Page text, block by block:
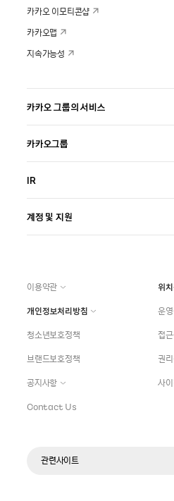
카카오 이모티콘샵
카카오맵
지속가능성
카카오 그룹의 서비스
카카오그룹
IR
계정 및 지원
이용약관
위
개인정보처리방침
운
청소년보호정책
접
브랜드보호정책
권
공지사항
사
Contact Us
관련사이트